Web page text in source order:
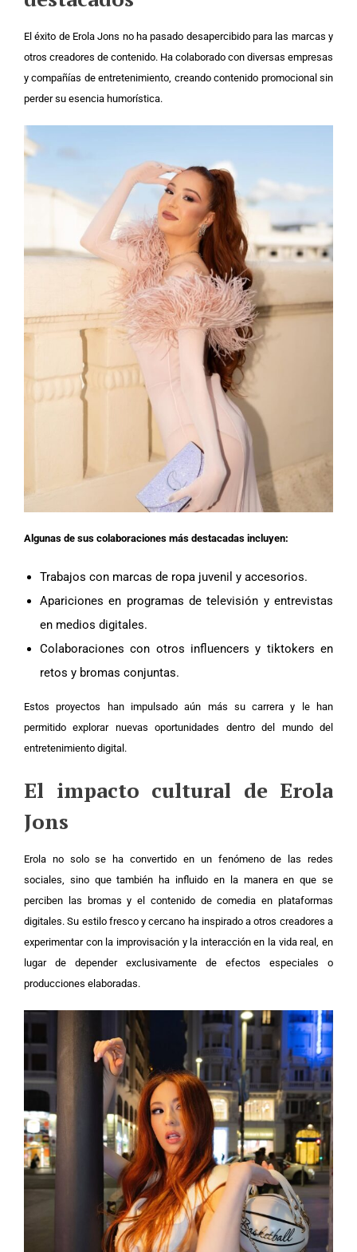
El éxito de Erola Jons no ha pasado desapercibido para las marcas y
otros creadores de contenido. Ha colaborado con diversas empresas
y compañías de entretenimiento, creando contenido promocional sin
perder su esencia humorística.
Algunas de sus colaboraciones más destacadas incluyen:
Trabajos con marcas de ropa juvenil y accesorios.
Apariciones en programas de televisión y entrevistas
en medios digitales.
Colaboraciones con otros influencers y tiktokers en
retos y bromas conjuntas.
Estos proyectos han impulsado aún más su carrera y le han
permitido explorar nuevas oportunidades dentro del mundo del
entretenimiento digital.
El impacto cultural de Erola
Jons
Erola no solo se ha convertido en un fenómeno de las redes
sociales, sino que también ha influido en la manera en que se
perciben las bromas y el contenido de comedia en plataformas
digitales. Su estilo fresco y cercano ha inspirado a otros creadores a
experimentar con la improvisación y la interacción en la vida real, en
lugar de depender exclusivamente de efectos especiales o
producciones elaboradas.